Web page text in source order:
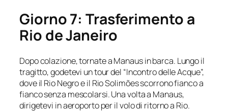
Giorno 7: Trasferimento a
Rio de Janeiro
Dopo colazione, tornate a Manaus in barca. Lungo il
tragitto, godetevi un tour del “Incontro delle Acque”,
dove il Rio Negro e il Rio Solimões scorrono fianco a
fianco senza mescolarsi. Una volta a Manaus,
dirigetevi in aeroporto per il volo di ritorno a Rio.